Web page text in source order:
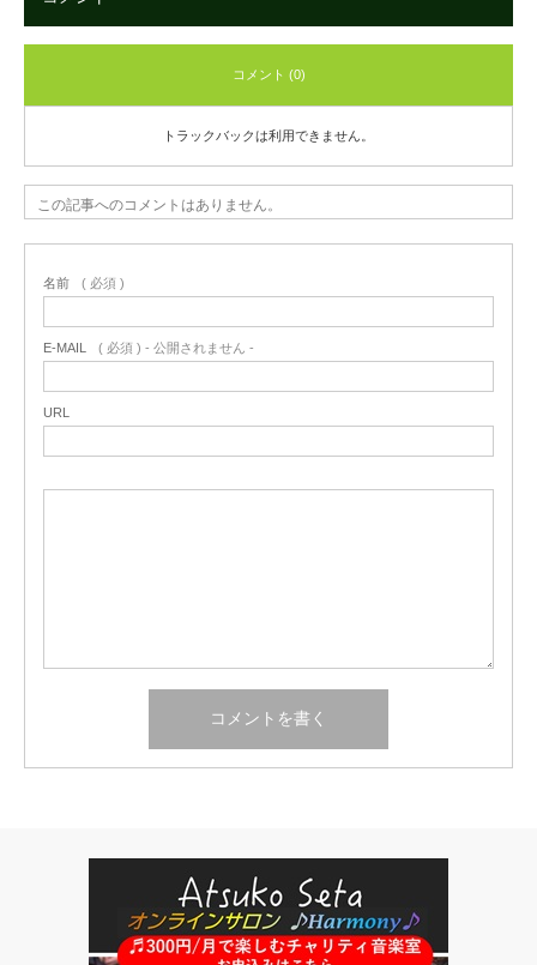
コメント (0)
トラックバックは利用できません。
この記事へのコメントはありません。
名前 ( 必須 )
E-MAIL ( 必須 ) - 公開されません -
URL